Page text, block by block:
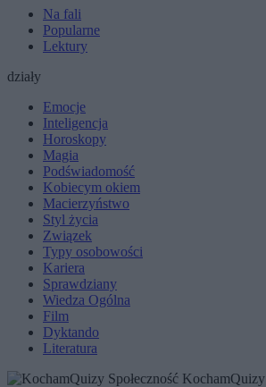
Na fali
Popularne
Lektury
działy
Emocje
Inteligencja
Horoskopy
Magia
Podświadomość
Kobiecym okiem
Macierzyństwo
Styl życia
Związek
Typy osobowości
Kariera
Sprawdziany
Wiedza Ogólna
Film
Dyktando
Literatura
Społeczność KochamQuizy